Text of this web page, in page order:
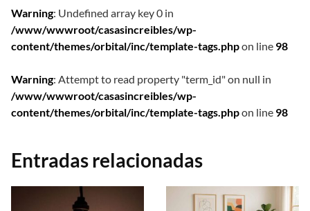
Warning: Undefined array key 0 in
/www/wwwroot/casasincreibles/wp-
content/themes/orbital/inc/template-tags.phpon line 98
Warning: Attempt to read property "term_id" on null in
/www/wwwroot/casasincreibles/wp-
content/themes/orbital/inc/template-tags.phpon line 98
Entradas relacionadas